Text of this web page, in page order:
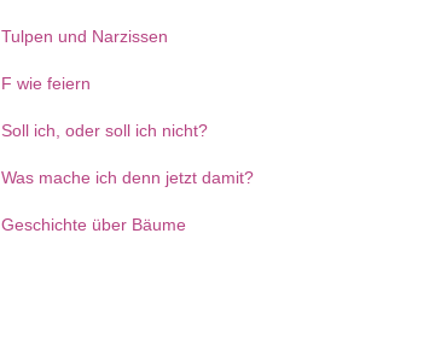
Tulpen und Narzissen
F wie feiern
Soll ich, oder soll ich nicht?
Was mache ich denn jetzt damit?
Geschichte über Bäume